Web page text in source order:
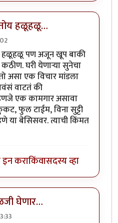
हळूहळू…
हळूहळू पण अजून खूप बाकी
घरी येणाऱ्या सुनेचा
असा एक विचार मांडला
वाटतं की
एक कामगार असावा
फुल टाईम, विना सुट्टी
या बेसिसवर. त्याची किंमत
कराकिंवासदस्य व्हा
घेणार…